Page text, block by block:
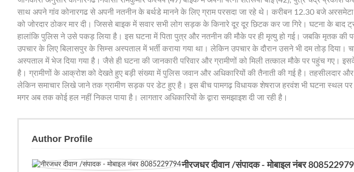
साथ अपने गांव कोनारगढ से अपनी नतनीन के बर्थडे मानने के लिए ग्राम परसदा जा रहे थे। करीबन 12.30 बजे
को जोरदार ठोकर मार दी। जिससे बाइक में सवार सभी लोग सड़क के किनारे दूर दूर छिटक कर जा गिरे। घटना के बाद
हालांकि पुलिस ने उसे पकड़ लिया है। इस घटना में पिता पुत्र और नतनीन की मौके पर ही मृत्यु हो गई। जबकि मृतक की
उपचार के लिए बिलासपुर के सिम्स अस्पताल में भर्ती कराया गया था। लेकिन उपचार के दौरान उसने भी दम तोड़ दिया।
अस्पताल में भेज दिया गया है। जैसे ही घटना की जानकारी परिवार और ग्रामीणों को मिली तत्काल मौके पर पहुंच गए।
है। ग्रामीणों के आक्रोश को देखते हुए बड़ी संख्या में पुलिस जवान और अधिकारियों की तैनाती की गई है। तहसीलदार
लेकिन समाचार लिखे जाने तक ग्रामीण सड़क पर डेट हुए है। इस बीच पामगढ़ विधायक शेषराज हरवंश भी घटना स्थल
मगर अब तक कोई हल नहीं निकल पाया है। लागतार अधिकारियों के द्वारा समझाइश दी जा रही है।
Author Profile
नीरजधर दीवान /संपादक - मोबाइल नंबर